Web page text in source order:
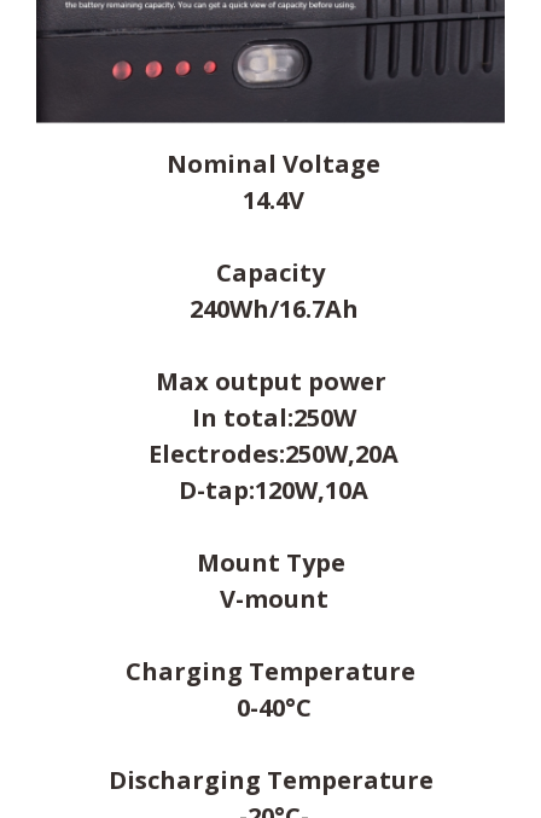
Nominal Voltage
14.4V
Capacity
240Wh/16.7Ah
Max output power
In total:250W
Electrodes:250W,20A
D-tap:120W,10A
Mount Type
V-mount
Charging Temperature
0-40°C
Discharging Temperature